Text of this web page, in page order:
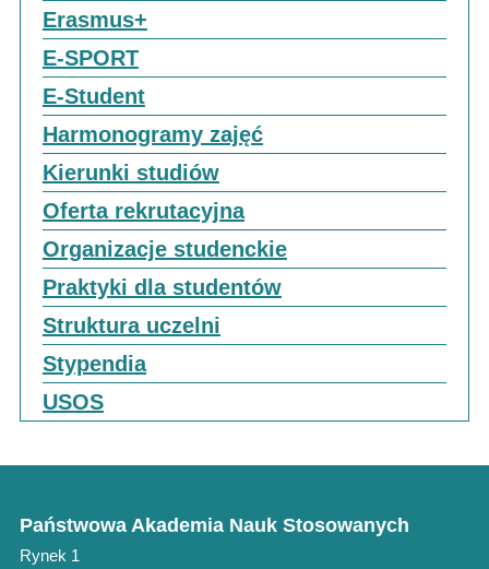
Erasmus+
E-SPORT
E-Student
Harmonogramy zajęć
Kierunki studiów
Oferta rekrutacyjna
Organizacje studenckie
Praktyki dla studentów
Struktura uczelni
Stypendia
USOS
Państwowa Akademia Nauk Stosowanych
Rynek 1